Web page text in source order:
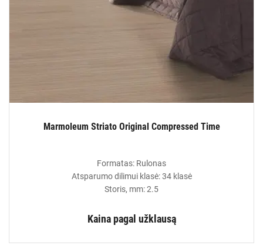
Marmoleum Striato Original Compressed Time
Formatas: Rulonas
Atsparumo dilimui klasė: 34 klasė
Storis, mm: 2.5
Kaina pagal užklausą